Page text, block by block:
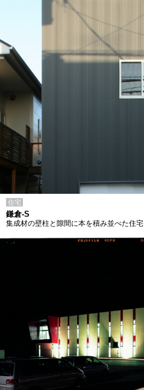
住宅
鎌倉-S
集成材の壁柱と隙間に本を積み並べた住宅